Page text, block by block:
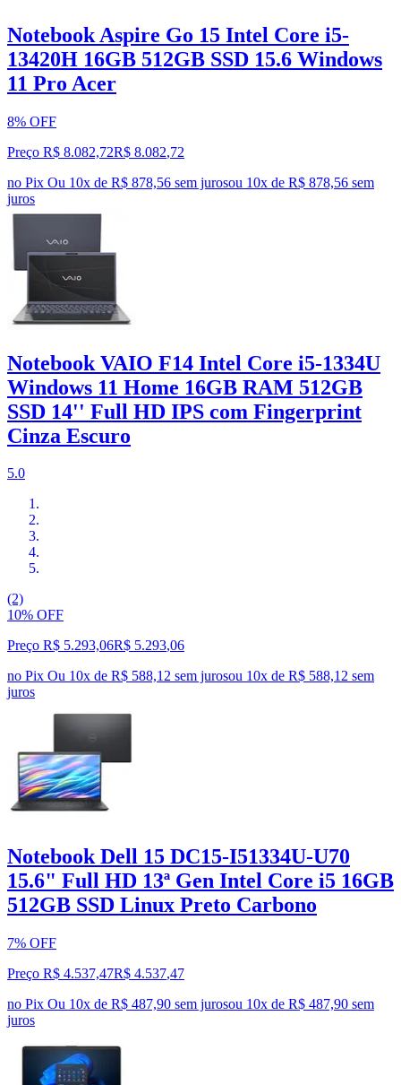
Notebook Aspire Go 15 Intel Core i5-
13420H 16GB 512GB SSD 15.6 Windows
11 Pro Acer
8% OFF
Preço R$ 8.082,72R$ 8.082,72
no Pix Ou 10x de R$ 878,56 sem jurosou 10x de R$ 878,56 sem
juros
Notebook VAIO F14 Intel Core i5-1334U
Windows 11 Home 16GB RAM 512GB
SSD 14'' Full HD IPS com Fingerprint
Cinza Escuro
5.0
(2)
10% OFF
Preço R$ 5.293,06R$ 5.293,06
no Pix Ou 10x de R$ 588,12 sem jurosou 10x de R$ 588,12 sem
juros
Notebook Dell 15 DC15-I51334U-U70
15.6" Full HD 13ª Gen Intel Core i5 16GB
512GB SSD Linux Preto Carbono
7% OFF
Preço R$ 4.537,47R$ 4.537,47
no Pix Ou 10x de R$ 487,90 sem jurosou 10x de R$ 487,90 sem
juros